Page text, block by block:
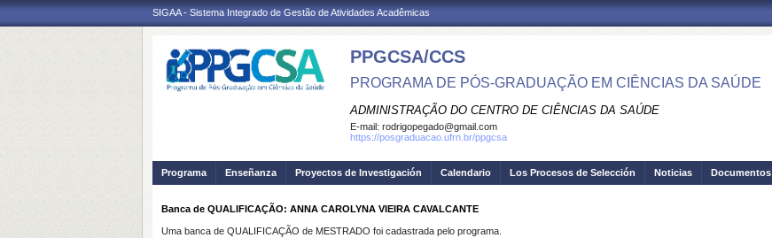
SIGAA - Sistema Integrado de Gestão de Atividades Acadêmicas
PPGCSA/CCS
PROGRAMA DE PÓS-GRADUAÇÃO EM CIÊNCIAS DA SAÚDE
ADMINISTRAÇÃO DO CENTRO DE CIÊNCIAS DA SAÚDE
E-mail: rodrigopegado@gmail.com
https://posgraduacao.ufrn.br/ppgcsa
Programa Enseñanza Proyectos de Investigación Calendario Los Procesos de Selección Noticias Documentos
Banca de QUALIFICAÇÃO: ANNA CAROLYNA VIEIRA CAVALCANTE
Uma banca de QUALIFICAÇÃO de MESTRADO foi cadastrada pelo programa.